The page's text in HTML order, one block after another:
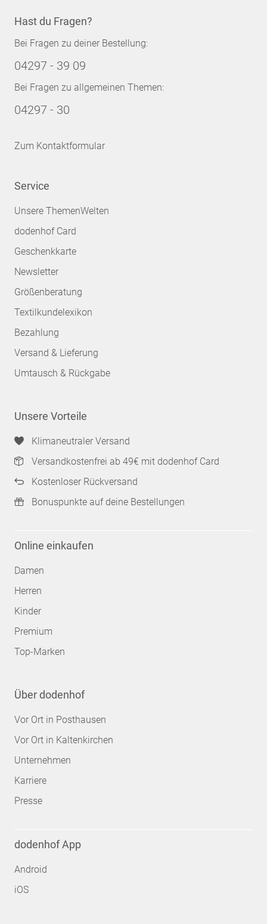
Hast du Fragen?
Bei Fragen zu deiner Bestellung:
04297 - 39 09
Bei Fragen zu allgemeinen Themen:
04297 - 30
Zum Kontaktformular
Service
Unsere ThemenWelten
dodenhof Card
Geschenkkarte
Newsletter
Größenberatung
Textilkundelexikon
Bezahlung
Versand & Lieferung
Umtausch & Rückgabe
Unsere Vorteile
Klimaneutraler Versand
Versandkostenfrei ab 49€ mit dodenhof Card
Kostenloser Rückversand
Bonuspunkte auf deine Bestellungen
Online einkaufen
Damen
Herren
Kinder
Premium
Top-Marken
Über dodenhof
Vor Ort in Posthausen
Vor Ort in Kaltenkirchen
Unternehmen
Karriere
Presse
dodenhof App
Android
iOS